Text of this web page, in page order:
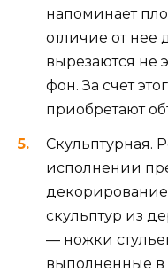
напоминает
отличие от нее
вырезаются не
фон. За счет
приобретают
Скульптурная.
исполнении
скульптур из
— ножки
выполненные в